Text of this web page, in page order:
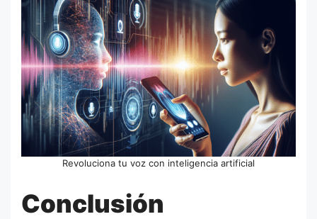
Revoluciona tu voz con inteligencia artificial
Conclusión